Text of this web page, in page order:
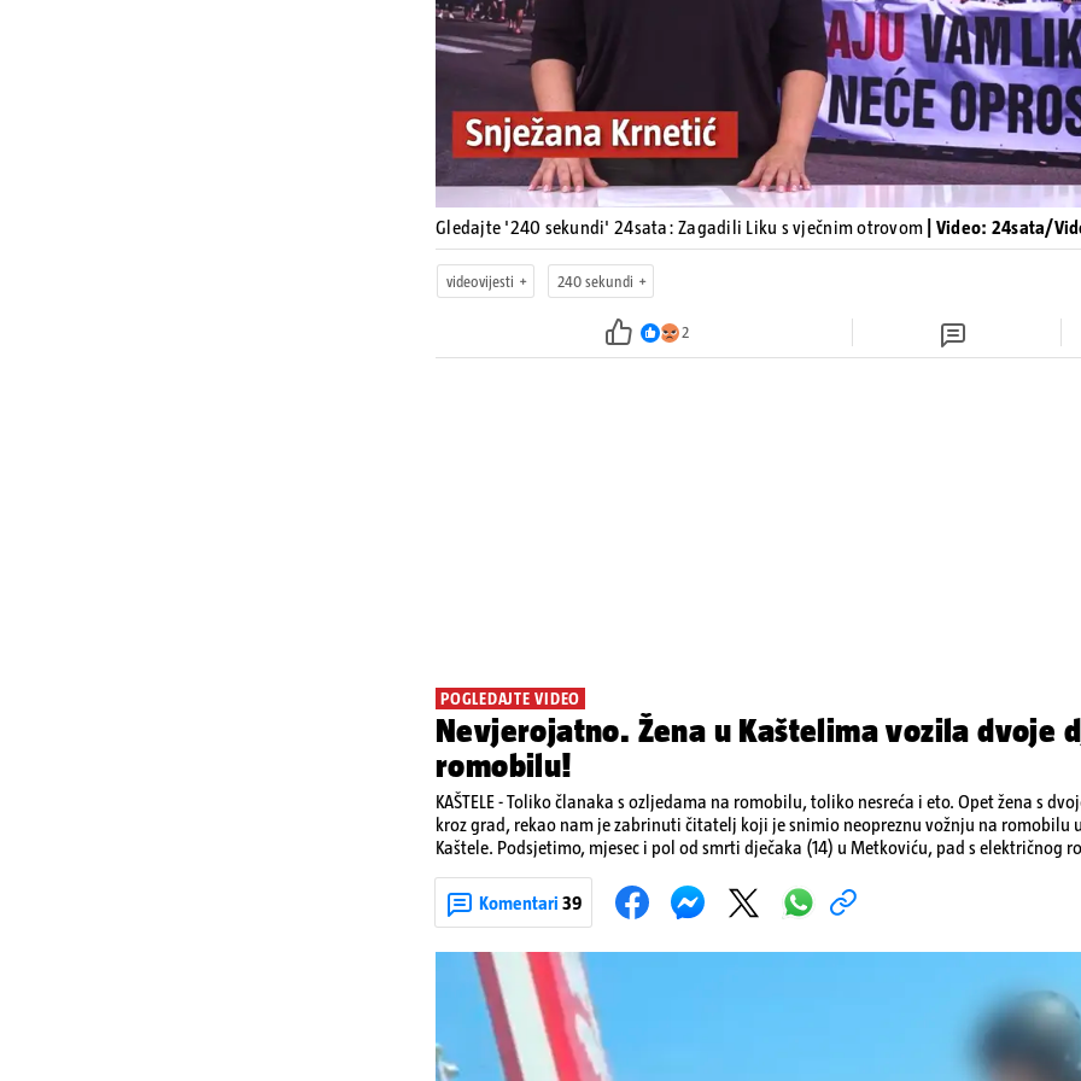
Gledajte '240 sekundi' 24sata: Zagadili Liku s vječnim otrovom | Video: 24sata/
videovijesti 240 sekundi
2
POGLEDAJTE VIDEO
Nevjerojatno. Žena u Kaštelima vozila dvoje
romobilu!
KAŠTELE - Toliko članaka s ozljedama na romobilu, toliko nesreća i eto. Opet žena s
kroz grad, rekao nam je zabrinuti čitatelj koji je snimio neopreznu vožnju na romobilu
Kaštele. Podsjetimo, mjesec i pol od smrti dječaka (14) u Metkoviću, pad s električnog
zadobivenima u padu s romobila.
Komentari 39